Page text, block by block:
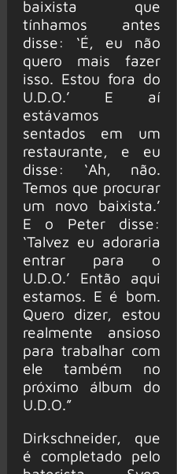
baixista que
tínhamos antes
disse: ‘É, eu não
quero mais fazer
isso. Estou fora do
U.D.O.’ E aí
estávamos
sentados em um
restaurante, e eu
disse: ‘Ah, não.
Temos que procurar
um novo baixista.’
E o Peter disse:
‘Talvez eu adoraria
entrar para o
U.D.O.’ Então aqui
estamos. E é bom.
Quero dizer, estou
realmente ansioso
para trabalhar com
ele também no
próximo álbum do
U.D.O.”
Dirkschneider, que
é completado pelo